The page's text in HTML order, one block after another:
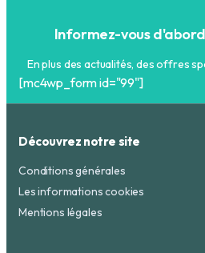
Informez-vous d'abord
En plus des actualités, des offres
[mc4wp_form id="99"]
Découvrez notre site
Conditions générales
Les informations cookies
Mentions légales